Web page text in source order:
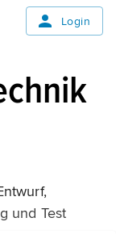
Login
und Test